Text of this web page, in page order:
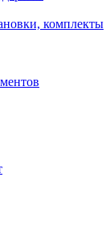
комплекты